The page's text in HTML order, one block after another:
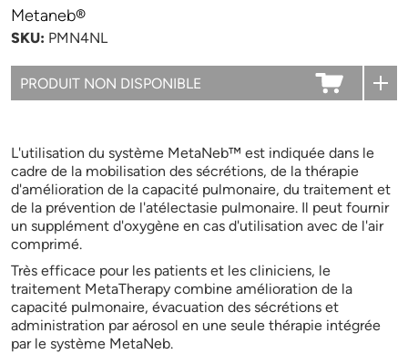
Metaneb®
SKU: PMN4NL
L'utilisation du système MetaNeb™ est indiquée dans le
cadre de la mobilisation des sécrétions, de la thérapie
d'amélioration de la capacité pulmonaire, du traitement et
de la prévention de l'atélectasie pulmonaire. Il peut fournir
un supplément d'oxygène en cas d'utilisation avec de l'air
comprimé.
Très efficace pour les patients et les cliniciens, le
traitement MetaTherapy combine amélioration de la
capacité pulmonaire, évacuation des sécrétions et
administration par aérosol en une seule thérapie intégrée
par le système MetaNeb.